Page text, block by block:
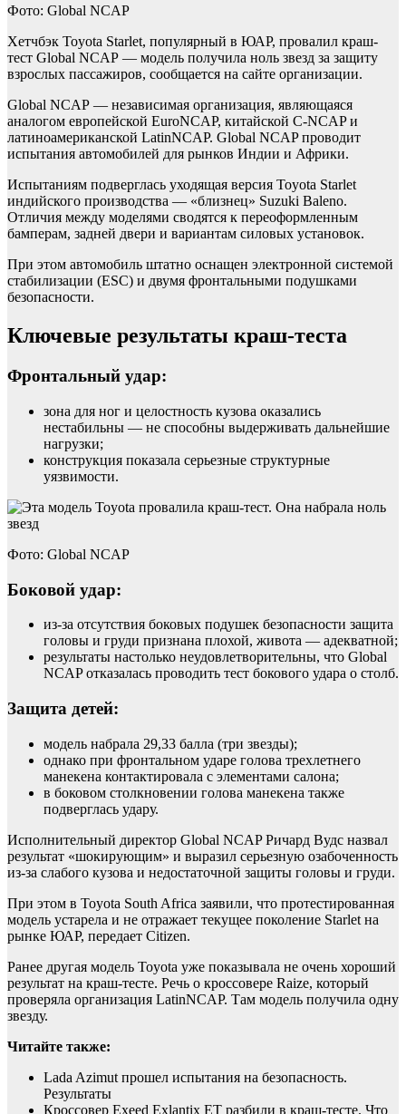
Фото: Global NCAP
Хетчбэк Toyota Starlet, популярный в ЮАР, провалил краш-
тест Global NCAP — модель получила ноль звезд за защиту
взрослых пассажиров, сообщается на сайте организации.
Global NCAP — независимая организация, являющаяся
аналогом европейской EuroNCAP, китайской C-NCAP и
латиноамериканской LatinNCAP. Global NCAP проводит
испытания автомобилей для рынков Индии и Африки.
Испытаниям подверглась уходящая версия Toyota Starlet
индийского производства — «близнец» Suzuki Baleno.
Отличия между моделями сводятся к переоформленным
бамперам, задней двери и вариантам силовых установок.
При этом автомобиль штатно оснащен электронной системой
стабилизации (ESC) и двумя фронтальными подушками
безопасности.
Ключевые результаты краш-теста
Фронтальный удар:
зона для ног и целостность кузова оказались
нестабильны — не способны выдерживать дальнейшие
нагрузки;
конструкция показала серьезные структурные
уязвимости.
Фото: Global NCAP
Боковой удар:
из-за отсутствия боковых подушек безопасности защита
головы и груди признана плохой, живота — адекватной;
результаты настолько неудовлетворительны, что Global
NCAP отказалась проводить тест бокового удара о столб.
Защита детей:
модель набрала 29,33 балла (три звезды);
однако при фронтальном ударе голова трехлетнего
манекена контактировала с элементами салона;
в боковом столкновении голова манекена также
подверглась удару.
Исполнительный директор Global NCAP Ричард Вудс назвал
результат «шокирующим» и выразил серьезную озабоченность
из-за слабого кузова и недостаточной защиты головы и груди.
При этом в Toyota South Africa заявили, что протестированная
модель устарела и не отражает текущее поколение Starlet на
рынке ЮАР, передает Citizen.
Ранее другая модель Toyota уже показывала не очень хороший
результат на краш-тесте. Речь о кроссовере Raize, который
проверяла организация LatinNCAP. Там модель получила одну
звезду.
Читайте также:
Lada Azimut прошел испытания на безопасность.
Результаты
Кроссовер Exeed Exlantix ET разбили в краш-тесте. Что